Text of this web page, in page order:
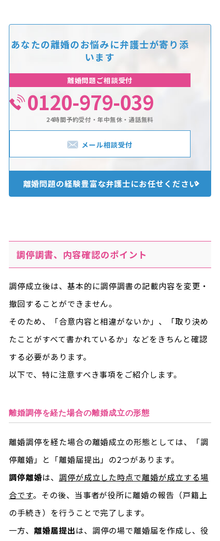
あなたの離婚のお悩みに弁護士が寄り添
います
離婚問題ご相談受付
0120-979-039
24時間予約受付・年中無休・通話無料
メール相談受付
離婚問題の経験豊富な弁護士にお任せください
調停調書、内容確認のポイント
調停成立後は、基本的に調停調書の記載内容を変更・
撤回することができません。
そのため、「合意内容と相違がないか」、「取り決め
たことがすべて書かれているか」などをきちんと確認
する必要があります。
以下で、特に注意すべき事項をご紹介します。
離婚調停を経た場合の離婚成立の形態
離婚調停を経た場合の離婚成立の形態としては、「調
停離婚」と「離婚届提出」の2つがあります。
調停離婚は、 調停が成立した時点で離婚が成立する場
合です。その後、当事者が役所に離婚の報告（戸籍上
の手続き）を行うことで完了します。
一方、 離婚届提出は、調停の場で離婚届を作成し、役